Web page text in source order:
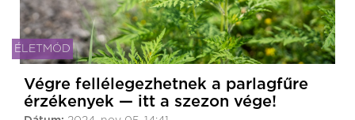
ÉLETMÓD
Végre fellélegezhetnek a parlagfűre
érzékenyek — itt a szezon vége!